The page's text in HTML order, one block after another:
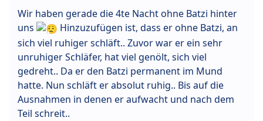
Wir haben gerade die 4te Nacht ohne Batzi hinter
uns
Hinzuzufügen ist, dass er ohne Batzi, an
sich viel ruhiger schläft.. Zuvor war er ein sehr
unruhiger Schläfer, hat viel genölt, sich viel
gedreht.. Da er den Batzi permanent im Mund
hatte. Nun schläft er absolut ruhig.. Bis auf die
Ausnahmen in denen er aufwacht und nach dem
Teil schreit..